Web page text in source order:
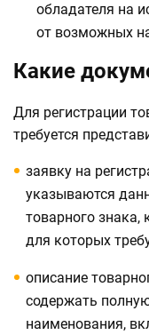
обладателя на
от возможных
Какие
Для регистрации
требуется
заявку на
указываются
товарного знака,
для которых
описание
содержать
наименования,